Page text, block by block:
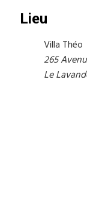
Lieu
Villa Théo
265
Le